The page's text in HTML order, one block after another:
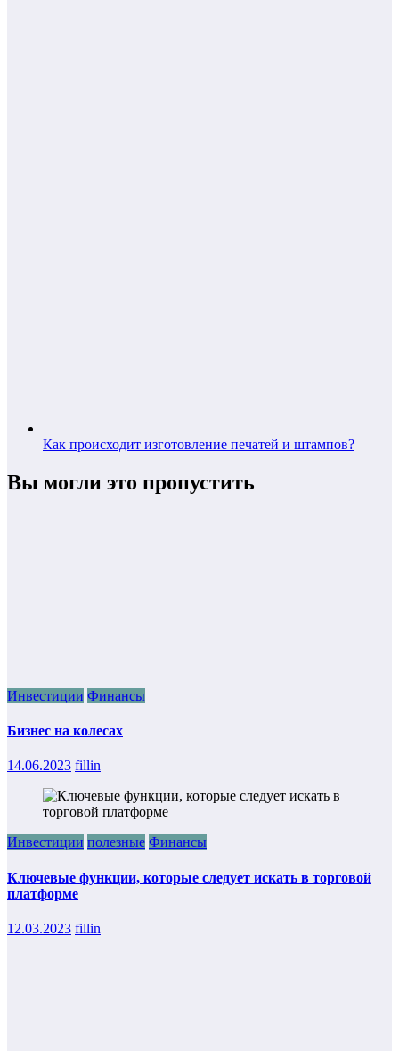
Как происходит изготовление печатей и штампов?
Вы могли это пропустить
Инвестиции Финансы
Бизнес на колесах
14.06.2023 fillin
Инвестиции полезные Финансы
Ключевые функции, которые следует искать в торговой
платформе
12.03.2023 fillin